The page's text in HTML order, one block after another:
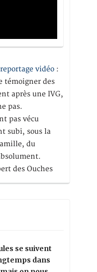
vidéo :
témoigner des
après une IVG,
pas.
pas vécu
subi, sous la
du
des Ouches
se suivent
dans